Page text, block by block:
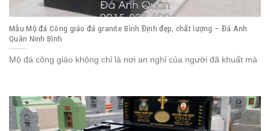
Mẫu Mộ đá Công giáo đá granite Bình Định đẹp, chất lượng – Đá Anh
Quân Ninh Bình
Mộ đá công giáo không chỉ là nơi an nghỉ của người đã khuất mà